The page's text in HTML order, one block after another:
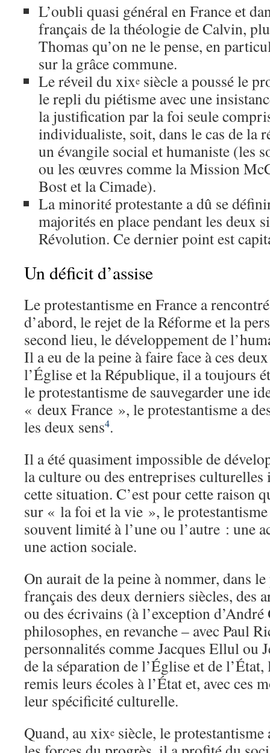
L’oubli quasi général en France et
français de la théologie de Calvin,
Thomas qu’on ne le pense, en
sur la grâce commune.
Le réveil du xixe siècle a poussé le
le repli du piétisme avec une
la justification par la foi seule
individualiste, soit, dans le cas de la
un évangile social et humaniste (les
ou les œuvres comme la Mission
Bost et la Cimade).
La minorité protestante a dû se
majorités en place pendant les deux
Révolution. Ce dernier point est
Un déficit d’assise
Le protestantisme en France a
d’abord, le rejet de la Réforme et la
second lieu, le développement de
Il a eu de la peine à faire face à ces
l’Église et la République, il a toujours
le protestantisme de sauvegarder une
« deux France », le protestantisme a
les deux sens4.
Il a été quasiment impossible de
la culture ou des entreprises culturelles
cette situation. C’est pour cette raison
sur « la foi et la vie », le protestantisme
souvent limité à l’une ou l’autre : une
une action sociale.
On aurait de la peine à nommer, dans
français des deux derniers siècles, des
ou des écrivains (à l’exception
philosophes, en revanche – avec Paul
personnalités comme Jacques Ellul ou
de la séparation de l’Église et de
remis leurs écoles à l’État et, avec ces
leur spécificité culturelle.
Quand, au xixe siècle, le protestantisme